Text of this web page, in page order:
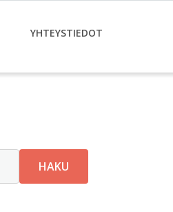
YHTEYSTIEDOT
HAKU